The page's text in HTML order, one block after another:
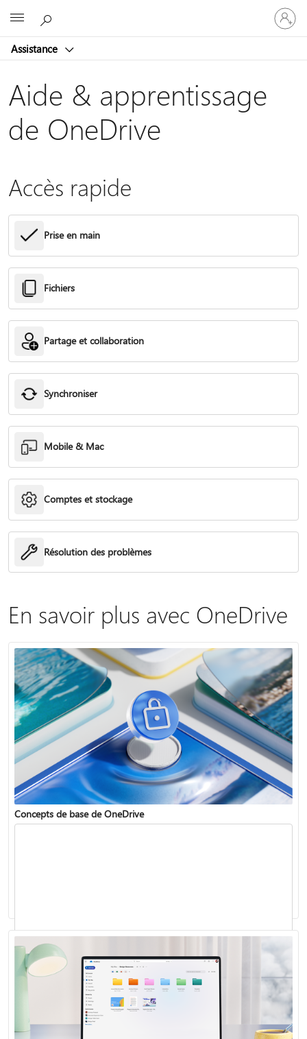
Assistance
vous
à
compte
Aide & apprentissage
de OneDrive
Accès rapide
Prise en main
Fichiers
Partage et collaboration
Synchroniser
Mobile & Mac
Comptes et stockage
Résolution des problèmes
En savoir plus avec OneDrive
Concepts de base de OneDrive
Pourquoi utiliser OneDrive pour stocker vos documents ?